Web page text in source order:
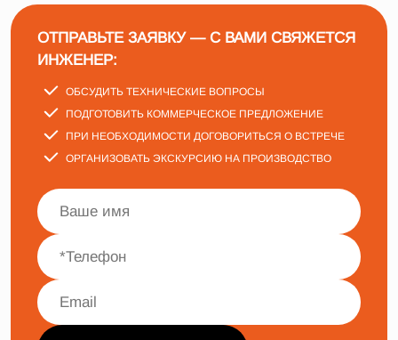
ОТПРАВЬТЕ ЗАЯВКУ — С ВАМИ СВЯЖЕТСЯ
ИНЖЕНЕР:
ОБСУДИТЬ ТЕХНИЧЕСКИЕ ВОПРОСЫ
ПОДГОТОВИТЬ КОММЕРЧЕСКОЕ ПРЕДЛОЖЕНИЕ
ПРИ НЕОБХОДИМОСТИ ДОГОВОРИТЬСЯ О ВСТРЕЧЕ
ОРГАНИЗОВАТЬ ЭКСКУРСИЮ НА ПРОИЗВОДСТВО